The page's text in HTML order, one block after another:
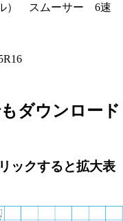
） スムーサー 6速
もダウンロード
ックすると拡大表